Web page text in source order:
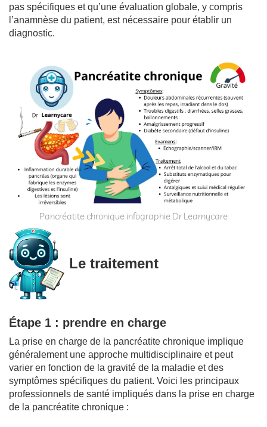
pas spécifiques et qu’une évaluation globale, y compris
l’anamnèse du patient, est nécessaire pour établir un
diagnostic.
Pancréatite chronique infographie Dr Learnycare
Le traitement
Étape 1 : prendre en charge
La prise en charge de la pancréatite chronique implique
généralement une approche multidisciplinaire et peut
varier en fonction de la gravité de la maladie et des
symptômes spécifiques du patient. Voici les principaux
professionnels de santé impliqués dans la prise en charge
de la pancréatite chronique :